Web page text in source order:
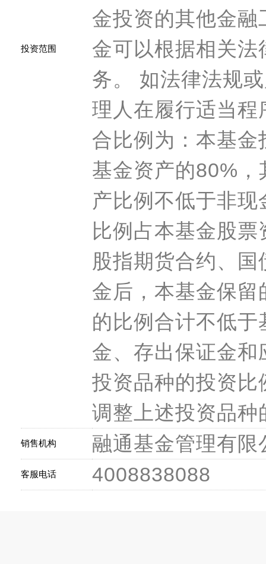
投资范围
金投资的其他金
金可以根据相关
务。 如法律法规
理人在履行适当
合比例为：本基
基金资产的80%
产比例不低于非
比例占本基金股
股指期货合约、
金后，本基金保
的比例合计不低
金、存出保证金
投资品种的投资
调整上述投资品种
销售机构 融通基金管理有限
客服电话 4008838088